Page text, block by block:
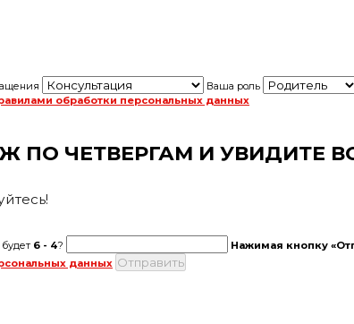
Ваша роль
обработки персональных данных
ПО ЧЕТВЕРГАМ И УВИДИТЕ
будет 6 - 4?
Нажимая кнопку
данных